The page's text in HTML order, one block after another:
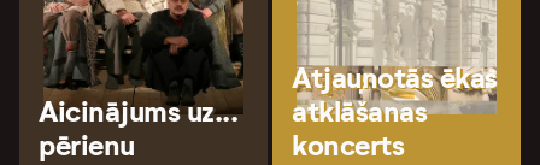
Aicinājums uz...
pērienu
Atjaunotās ēkas
atklāšanas
koncerts